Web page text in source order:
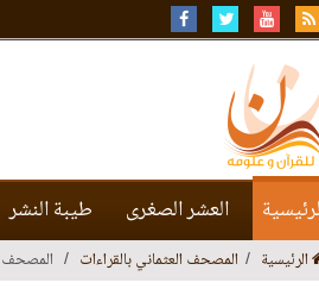
العشر الصغرى طيبة النشر
الرئيسية المصحف العثماني بالقراءات المصحف